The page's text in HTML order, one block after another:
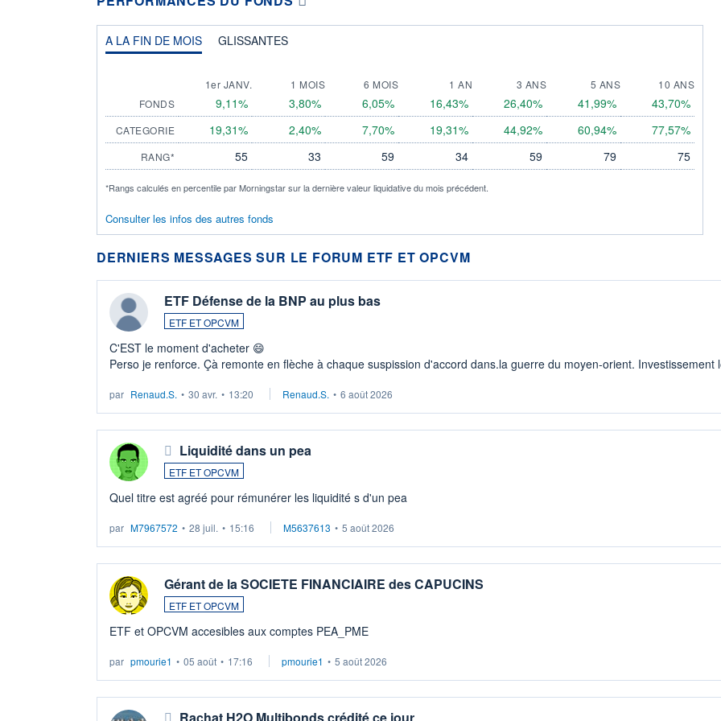
A LA FIN DE MOIS GLISSANTES
1er JANV. 1 MOIS 6 MOIS 1 AN 3 ANS 5 ANS
10 ANS
FONDS
9,11% 3,80% 6,05% 16,43% 26,40% 41,99% 43,70%
CATEGORIE 19,31% 2,40% 7,70% 19,31% 44,92% 60,94% 77,57%
RANG* 55 33 59 34 59 79 75
*Rangs calculés en percentile par Morningstar sur la dernière valeur liquidative du mois précédent.
Consulter les infos des autres fonds
DERNIERS MESSAGES SUR LE FORUM ETF ET OPCVM
ETF Défense de la BNP au plus bas
ETF ET OPCVM
C'EST le moment d'acheter 😄​
Perso je renforce. Çà remonte en flèche à chaque suspission d'accord dans.la guerre du moyen-orient.
par Renaud.S. • 30 avr. • 13:20 Renaud.S. • 6 août 2026
Liquidité dans un pea
ETF ET OPCVM
Quel titre est agréé pour rémunérer les liquidité s d'un pea
par M7967572 • 28 juil. • 15:16 M5637613 • 5 août 2026
Gérant de la SOCIETE FINANCIAIRE des CAPUCINS
ETF ET OPCVM
ETF et OPCVM accesibles aux comptes PEA_PME
par pmourie1 • 05 août • 17:16 pmourie1 • 5 août 2026